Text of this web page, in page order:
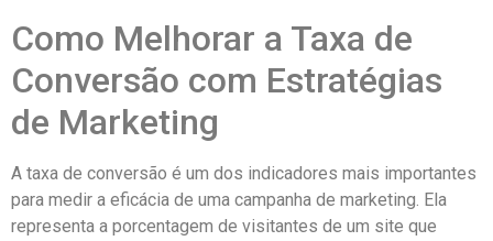
Como Melhorar a Taxa de
Conversão com Estratégias
de Marketing
A taxa de conversão é um dos indicadores mais importantes
para medir a eficácia de uma campanha de marketing. Ela
representa a porcentagem de visitantes de um site que